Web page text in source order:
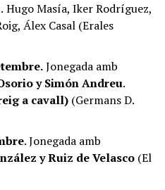
Hugo Masía, Iker Rodríguez,
Álex Casal (Erales
Jonegada amb
y Simón Andreu.
a cavall) (Germans D.
. Jonegada amb
y Ruiz de Velasco(El